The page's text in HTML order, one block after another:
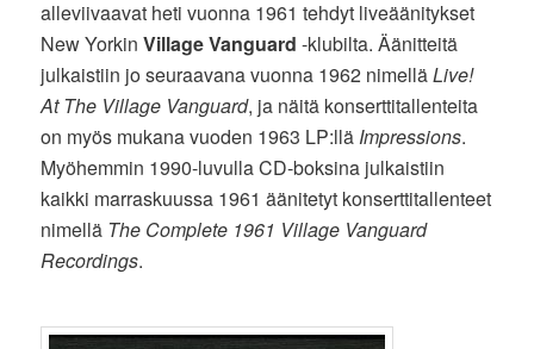
alleviivaavat heti vuonna 1961 tehdyt liveäänitykset
New YorkinVillage Vanguard -klubilta. Äänitteitä
julkaistiin jo seuraavana vuonna 1962 nimelläLive!
At The Village Vanguard, ja näitä konserttitallenteita
on myös mukana vuoden 1963 LP:llä Impressions.
Myöhemmin 1990-luvulla CD-boksina julkaistiin
kaikki marraskuussa 1961 äänitetyt konserttitallenteet
nimellä The Complete 1961 Village Vanguard
Recordings.